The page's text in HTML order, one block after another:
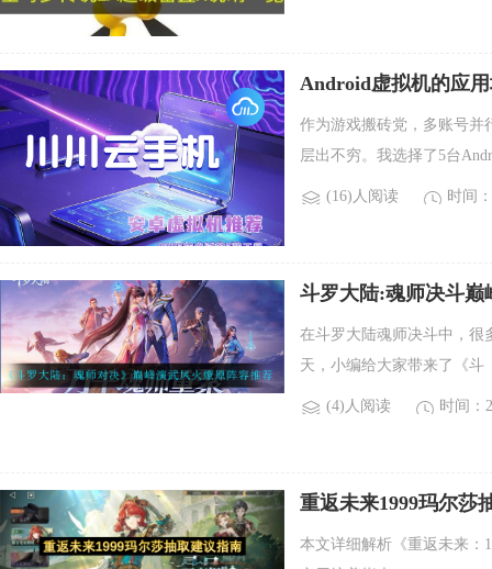
Android虚拟机的应
作为游戏搬砖党，多账号并
层出不穷。我选择了5台Andr
(16)人阅读 时间
斗罗大陆:魂师决斗巅
在斗罗大陆魂师决斗中，很
天，小编给大家带来了《斗
(4)人阅读 时间：
重返未来1999玛尔莎
本文详细解析《重返未来：